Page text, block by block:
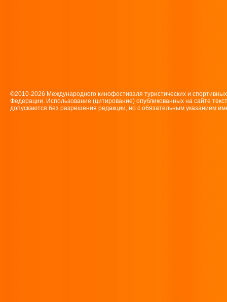
©2010-2026 Международного кинофестиваля туристических и
Федерации. Использование (цитирование) опубликованных на сайте
допускаются без разрешения редакции, но с обязательным указанием